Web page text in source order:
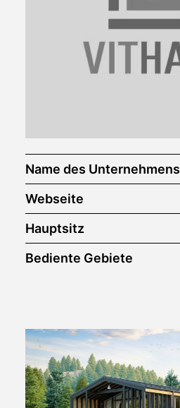
Name des Unternehmens
Webseite
Hauptsitz
Bediente Gebiete